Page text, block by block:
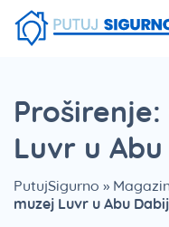
Luvr u
PutujSigurno »
muzej Luvr u Abu